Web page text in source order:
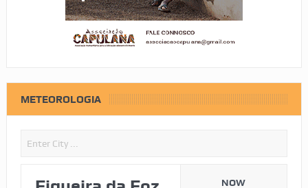
METEOROLOGIA
NOW